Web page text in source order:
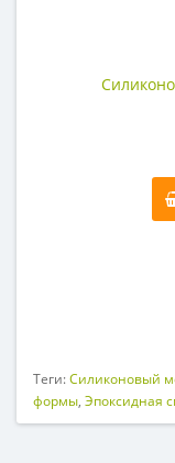
Теги:Силиконовый
формы, Эпоксидная